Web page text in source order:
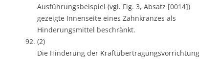
Ausführungsbeispiel (vgl. Fig. 3, Absatz [0014])
gezeigte Innenseite eines Zahnkranzes als
Hinderungsmittel beschränkt.
(2)
Die Hinderung der Kraftübertragungsvorrichtung